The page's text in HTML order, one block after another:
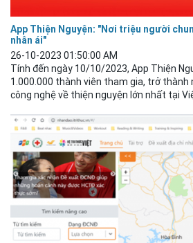
App Thiện Nguyện: "Nơi triệu người
nhân ái"
26-10-2023 01:50:00 AM
Tính đến ngày 10/10/2023, App Thiện
1.000.000 thành viên tham gia, trở
công nghệ về thiện nguyện lớn nhất tại